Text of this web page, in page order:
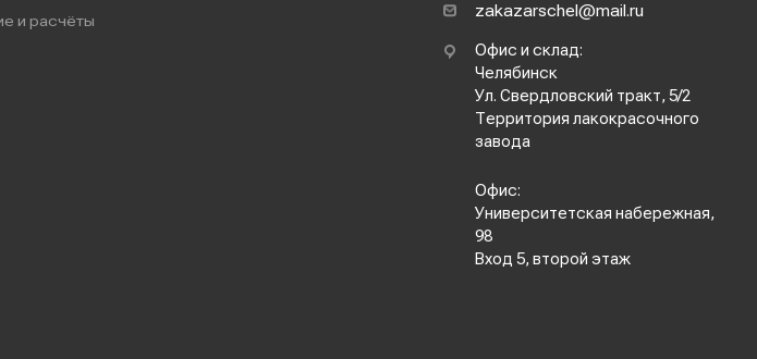
и расчёты
zakazarschel@mail.ru
Офис и склад:
Челябинск
Ул. Свердловский тракт, 5/2
Территория лакокрасочного
завода
Офис:
Университетская набережная,
98
Вход 5, второй этаж